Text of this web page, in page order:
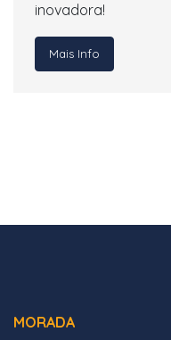
inovadora!
Mais Info
MORADA